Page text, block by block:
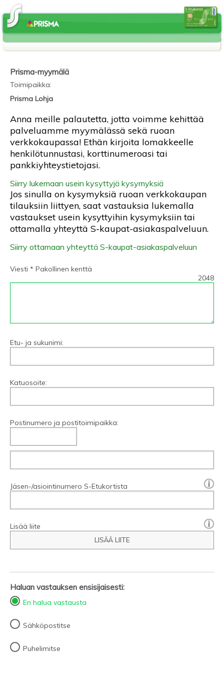
Prisma-myymälä
Toimipaikka:
Prisma Lohja
Anna meille palautetta, jotta voimme kehittää
palveluamme myymälässä sekä ruoan
verkkokaupassa! Ethän kirjoita lomakkeelle
henkilötunnustasi, korttinumeroasi tai
pankkiyhteystietojasi.
Siirry lukemaan usein kysyttyjä kysymyksiä
Jos sinulla on kysymyksiä ruoan verkkokaupan
tilauksiin liittyen, saat vastauksia lukemalla
vastaukset usein kysyttyihin kysymyksiin tai
ottamalla yhteyttä S-kaupat-asiakaspalveluun.
Siirry ottamaan yhteyttä S-kaupat-asiakaspalveluun
Viesti * Pakollinen kenttä
2048
Etu- ja sukunimi:
Katuosoite:
Postinumero ja postitoimipaikka:
Jäsen-/asiointinumero S-Etukortista
Lisää liite
LISÄÄ LIITE
Haluan vastauksen ensisijaisesti:
En halua vastausta
Sähköpostitse
Puhelimitse